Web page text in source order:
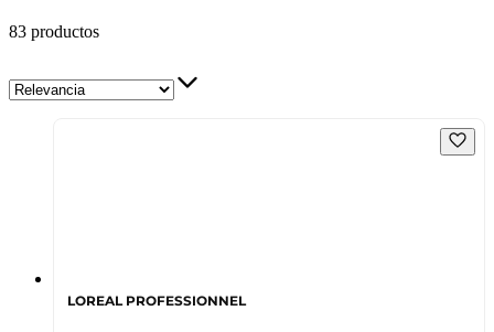
83 productos
LOREAL PROFESSIONNEL